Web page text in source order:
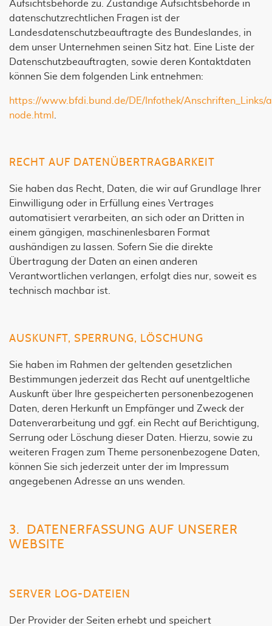
Aufsichtsbehörde zu. Zuständige Aufsichtsbehörde in
datenschutzrechtlichen Fragen ist der
Landesdatenschutzbeauftragte des Bundeslandes, in
dem unser Unternehmen seinen Sitz hat. Eine Liste der
Datenschutzbeauftragten, sowie deren Kontaktdaten
können Sie dem folgenden Link entnehmen:
https://www.bfdi.bund.de/DE/Infothek/Anschriften_Links/
node.html
RECHT AUF DATENÜBERTRAGBARKEIT
Sie haben das Recht, Daten, die wir auf Grundlage Ihrer
Einwilligung oder in Erfüllung eines Vertrages
automatisiert verarbeiten, an sich oder an Dritten in
einem gängigen, maschinenlesbaren Format
aushändigen zu lassen. Sofern Sie die direkte
Übertragung der Daten an einen anderen
Verantwortlichen verlangen, erfolgt dies nur, soweit es
technisch machbar ist.
AUSKUNFT, SPERRUNG, LÖSCHUNG
Sie haben im Rahmen der geltenden gesetzlichen
Bestimmungen jederzeit das Recht auf unentgeltliche
Auskunft über Ihre gespeicherten personenbezogenen
Daten, deren Herkunft un Empfänger und Zweck der
Datenverarbeitung und ggf. ein Recht auf Berichtigung,
Serrung oder Löschung dieser Daten. Hierzu, sowie zu
weiteren Fragen zum Theme personenbezogene Daten,
können Sie sich jederzeit unter der im Impressum
angegebenen Adresse an uns wenden.
3. DATENERFASSUNG AUF UNSERER
WEBSITE
SERVER LOG-DATEIEN
Der Provider der Seiten erhebt und speichert